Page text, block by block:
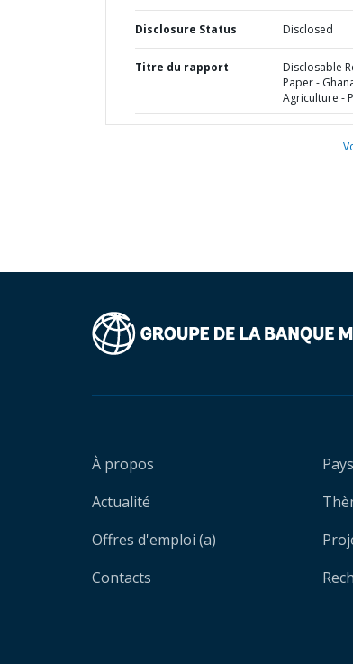
Disclosure Status Disclosed
Titre du rapport
Disclosable
Paper -
Agriculture -
À propos
Actualité
Offres d'emploi (a)
Contacts
Pays